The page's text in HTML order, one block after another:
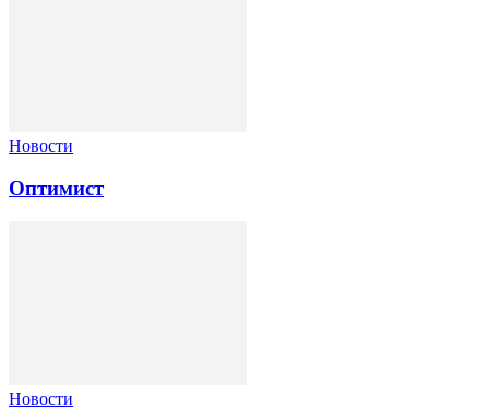
Новости
Оптимист
Новости